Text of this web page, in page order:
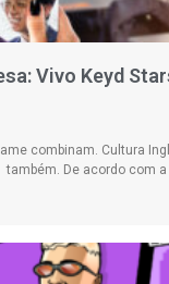
Vivo Keyd
combinam. Cultura
também. De acordo com